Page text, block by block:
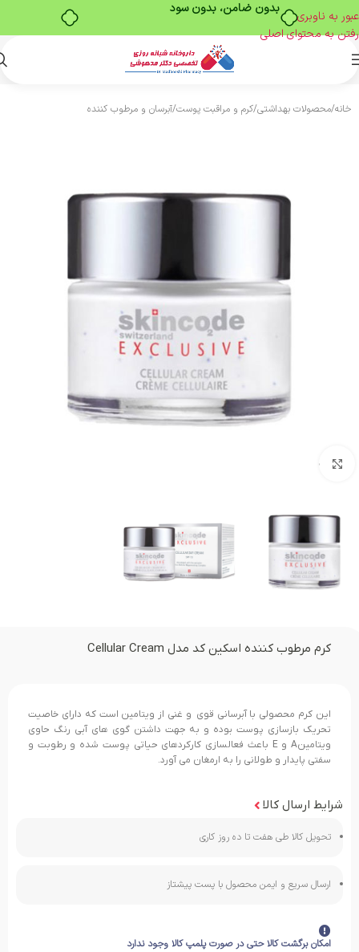
بدون ضامن، بدون سود
عبور به ناوبری
رفتن به محتوای اصلی
خانه/محصولات بهداشتی/کرم و مراقبت پوست/آبرسان و مرطوب کننده
بزرگنمایی تصویر
کرم مرطوب کننده اسکین کد مدل Cellular Cream
این کرم محصولی با آبرسانی قوی و غنی از ویتامین است که دارای خاصیت
تحریک بازسازی پوست بوده و به جهت داشتن گوی های آبی رنگ حاوی
ویتامینA و E باعث فعالسازی کارکردهای حیاتی پوست شده و رطوبت و
سفتی پایدار و طولانی را به ارمغان می آورد.
شرایط ارسال کالا
تحویل کالا طی هفت تا ده روز کاری
ارسال سریع و ایمن محصول با پست پیشتاز
امکان برگشت کالا حتی در صورت پلمپ کالا وجود ندارد